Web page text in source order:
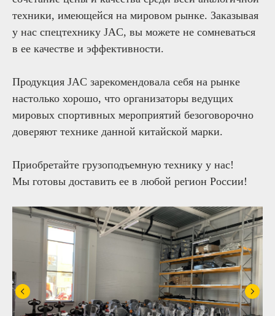
техники, имеющейся на мировом рынке. Заказывая
у нас спецтехнику JAC, вы можете не сомневаться
в ее качестве и эффективности.
Продукция JAC зарекомендовала себя на рынке
настолько хорошо, что организаторы ведущих
мировых спортивных мероприятий безоговорочно
доверяют технике данной китайской марки.
Приобретайте грузоподъемную технику у нас!
Мы готовы доставить ее в любой регион России!